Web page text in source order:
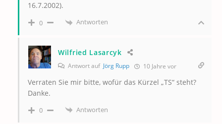
16.7.2002).
0 Antworten
Wilfried Lasarcyk
Antwort auf Jörg Rupp 10 Jahre vor
Verraten Sie mir bitte, wofür das Kürzel „TS“ steht?
Danke.
0 Antworten